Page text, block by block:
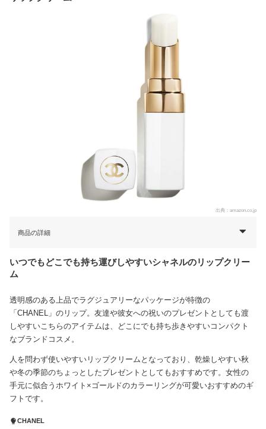
出典： amazon.co.jp
商品の詳細
いつでもどこでも持ち運びしやすいシャネルのリップクリー
ム
透明感のある上品でラグジュアリーなパッケージが特徴の
「CHANEL」のリップ。友達や彼女への祝いのプレゼントとしても渡
しやすいこちらのアイテムは、どこにでも持ち歩きやすいコンパクト
なブランドコスメ。
人を問わず使いやすいリップクリームとなっており、乾燥しやすい秋
や冬の季節のちょっとしたプレゼントとしてもおすすめです。女性の
手元に似合うホワイト×ゴールドのカラーリングが可愛いおすすめのギ
フトです。
CHANEL